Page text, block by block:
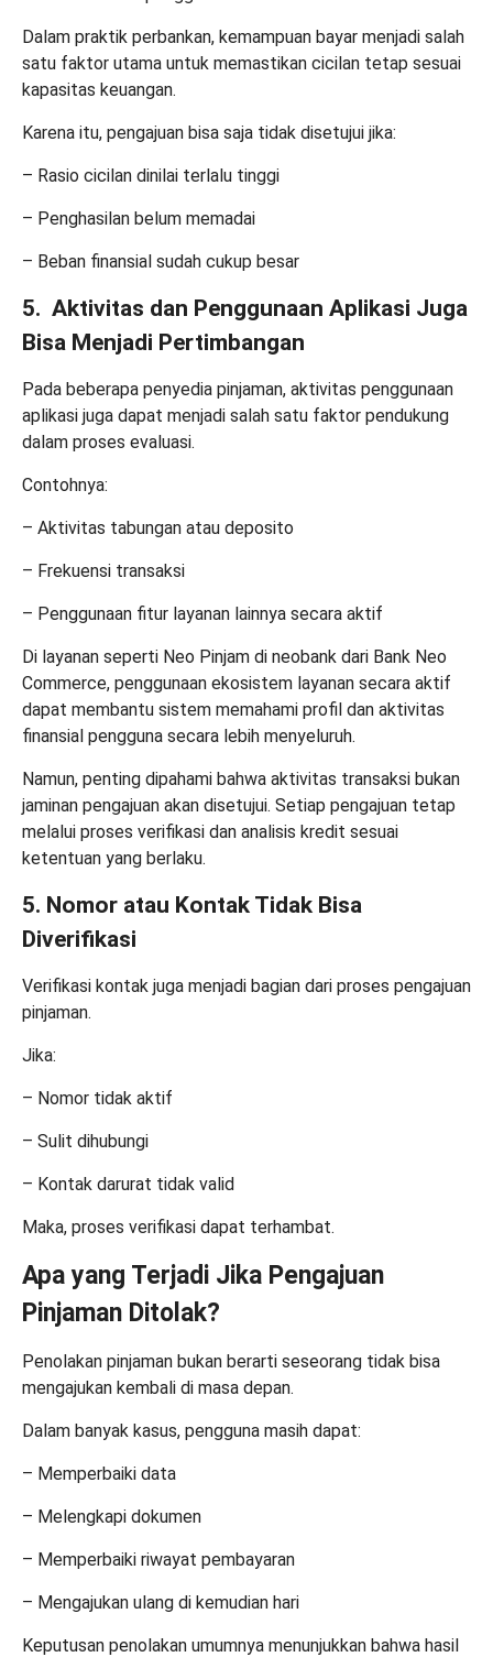
Dalam praktik perbankan, kemampuan bayar menjadi salah
satu faktor utama untuk memastikan cicilan tetap sesuai
kapasitas keuangan.
Karena itu, pengajuan bisa saja tidak disetujui jika:
– Rasio cicilan dinilai terlalu tinggi
– Penghasilan belum memadai
– Beban finansial sudah cukup besar
5. Aktivitas dan Penggunaan Aplikasi Juga
Bisa Menjadi Pertimbangan
Pada beberapa penyedia pinjaman, aktivitas penggunaan
aplikasi juga dapat menjadi salah satu faktor pendukung
dalam proses evaluasi.
Contohnya:
– Aktivitas tabungan atau deposito
– Frekuensi transaksi
– Penggunaan fitur layanan lainnya secara aktif
Di layanan seperti Neo Pinjam di neobank dari Bank Neo
Commerce, penggunaan ekosistem layanan secara aktif
dapat membantu sistem memahami profil dan aktivitas
finansial pengguna secara lebih menyeluruh.
Namun, penting dipahami bahwa aktivitas transaksi bukan
jaminan pengajuan akan disetujui. Setiap pengajuan tetap
melalui proses verifikasi dan analisis kredit sesuai
ketentuan yang berlaku.
5. Nomor atau Kontak Tidak Bisa
Diverifikasi
Verifikasi kontak juga menjadi bagian dari proses pengajuan
pinjaman.
Jika:
– Nomor tidak aktif
– Sulit dihubungi
– Kontak darurat tidak valid
Maka, proses verifikasi dapat terhambat.
Apa yang Terjadi Jika Pengajuan
Pinjaman Ditolak?
Penolakan pinjaman bukan berarti seseorang tidak bisa
mengajukan kembali di masa depan.
Dalam banyak kasus, pengguna masih dapat:
– Memperbaiki data
– Melengkapi dokumen
– Memperbaiki riwayat pembayaran
– Mengajukan ulang di kemudian hari
Keputusan penolakan umumnya menunjukkan bahwa hasil